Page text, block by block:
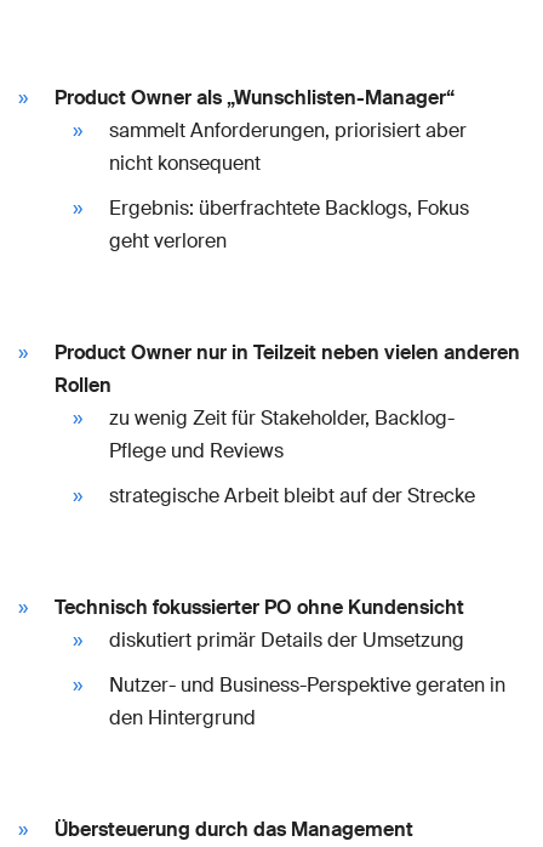
Product Owner als „Wunschlisten-Manager“
sammelt Anforderungen, priorisiert aber
nicht konsequent
Ergebnis: überfrachtete Backlogs, Fokus
geht verloren
Product Owner nur in Teilzeit neben vielen anderen
Rollen
zu wenig Zeit für Stakeholder, Backlog-
Pflege und Reviews
strategische Arbeit bleibt auf der Strecke
Technisch fokussierter PO ohne Kundensicht
diskutiert primär Details der Umsetzung
Nutzer- und Business-Perspektive geraten in
den Hintergrund
Übersteuerung durch das Management